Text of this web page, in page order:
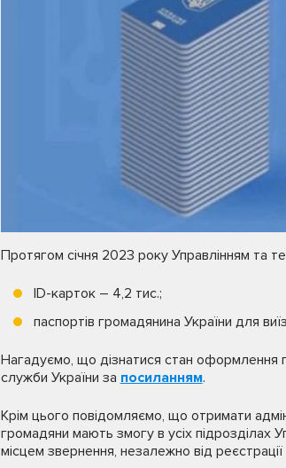
Протягом січня 2023 року Управлінням та
ID-карток – 4,2 тис.;
паспортів громадянина України для
Нагадуємо, що дізнатися стан оформлення
служби України за посиланням.
Крім цього повідомляємо, що отримати
громадяни мають змогу в усіх підрозділах
місцем звернення, незалежно від